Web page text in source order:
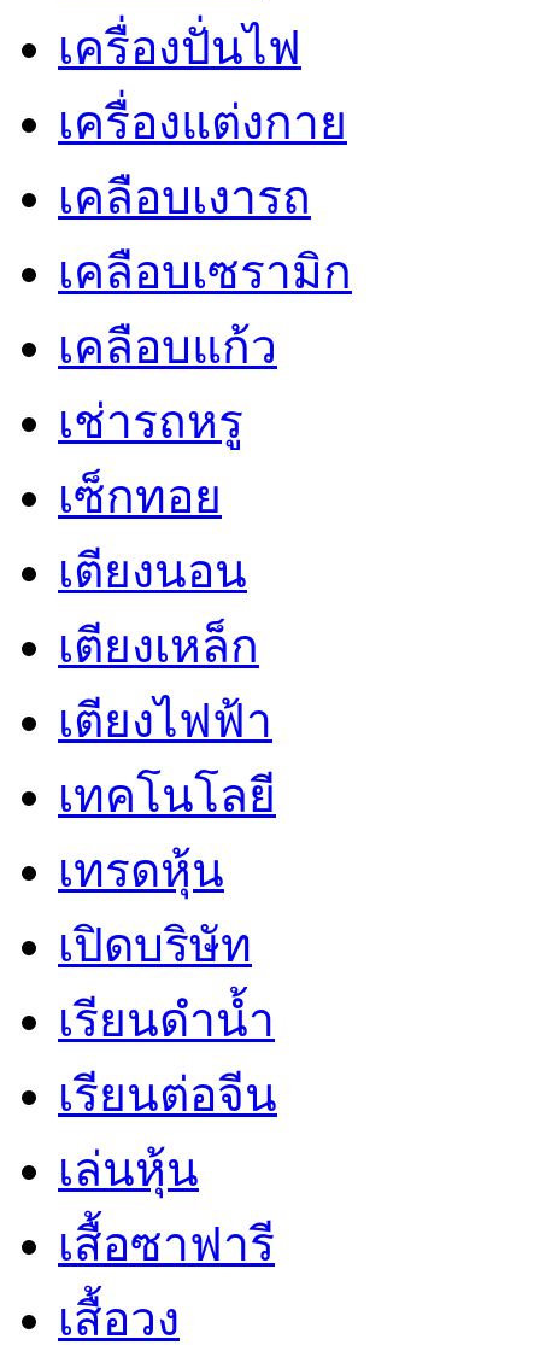
เครื่องปั่นไฟ
เครื่องแต่งกาย
เคลือบเงารถ
เคลือบเซรามิก
เคลือบแก้ว
เช่ารถหรู
เซ็กทอย
เตียงนอน
เตียงเหล็ก
เตียงไฟฟ้า
เทคโนโลยี
เทรดหุ้น
เปิดบริษัท
เรียนดำน้ำ
เรียนต่อจีน
เล่นหุ้น
เสื้อซาฟารี
เสื้อวง